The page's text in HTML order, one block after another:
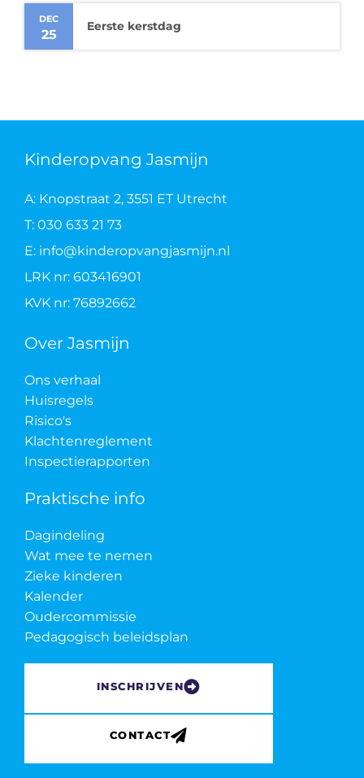
DEC
25
Eerste kerstdag
Kinderopvang Jasmijn
A: Knopstraat 2, 3551 ET Utrecht
T: 030 633 21 73
E: info@kinderopvangjasmijn.nl
LRK nr: 603416901
KVK nr: 76892662
Over Jasmijn
Ons verhaal
Huisregels
Risico's
Klachtenreglement
Inspectierapporten
Praktische info
Dagindeling
Wat mee te nemen
Zieke kinderen
Kalender
Oudercommissie
Pedagogisch beleidsplan
INSCHRIJVEN
CONTACT